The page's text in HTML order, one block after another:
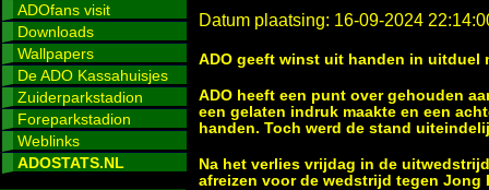
ADOfans visit
Downloads
Wallpapers
De ADO Kassahuisjes
Zuiderparkstadion
Foreparkstadion
Weblinks
ADOSTATS.NL
Datum plaatsing: 16-09-2024
ADO geeft winst uit handen in uitduel
ADO heeft een punt over gehouden
een gelaten indruk maakte en een
handen. Toch werd de stand
Na het verlies vrijdag in de
afreizen voor de wedstrijd tegen Jong